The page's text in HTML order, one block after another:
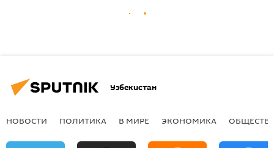
Узбекистан
НОВОСТИ ПОЛИТИКА В МИРЕ ЭКОНОМИКА